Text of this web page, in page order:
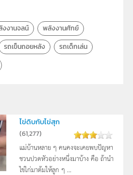
งานจลน์
พลังงานศักย์
รถเข็นถอยหลัง
รถเด็กเล่น
ไข่ดิบกับไข่สุก
(61,277)
แม่บ้านหลาย ๆ คนคงจะเคยพบปัญหา
ชวนปวดหัวอย่างหนึ่งมาบ้าง คือ ถ้านำ
ไข่ไก่มาต้มให้ลูก ๆ ...